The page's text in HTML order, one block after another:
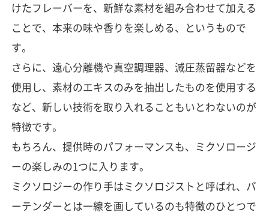
けたフレーバーを、新鮮な素材を組み合わせて加える
ことで、本来の味や香りを楽しめる、というもので
す。
さらに、遠心分離機や真空調理器、減圧蒸留器などを
使用し、素材のエキスのみを抽出したものを使用する
など、新しい技術を取り入れることもいとわないのが
特徴です。
もちろん、提供時のパフォーマンスも、ミクソロージ
ーの楽しみの1つに入ります。
ミクソロジーの作り手はミクソロジストと呼ばれ、バ
ーテンダーとは一線を画しているのも特徴のひとつで